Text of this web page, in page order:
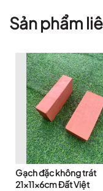
Sản phẩm
Gạch đặc không trát
21x11x6cm Đất Việt